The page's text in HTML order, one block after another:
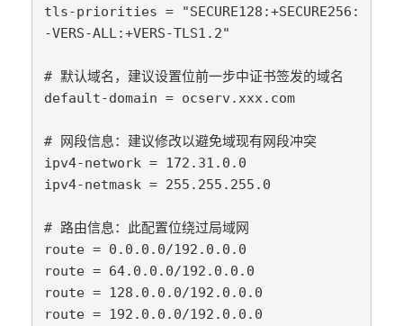
tls-priorities = "SECURE128:+SECURE256:
-VERS-ALL:+VERS-TLS1.2"
# 默认域名，建议设置位前一步中证书签发的域名
default-domain = ocserv.xxx.com
# 网段信息：建议修改以避免域现有网段冲突
ipv4-network = 172.31.0.0
ipv4-netmask = 255.255.255.0
# 路由信息：此配置位绕过局域网
route = 0.0.0.0/192.0.0.0
route = 64.0.0.0/192.0.0.0
route = 128.0.0.0/192.0.0.0
route = 192.0.0.0/192.0.0.0